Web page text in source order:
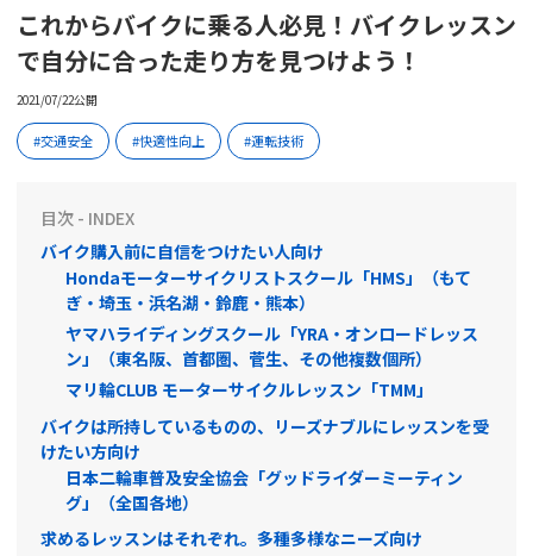
これからバイクに乗る人必見！バイクレッスン
で自分に合った走り方を見つけよう！
2021/07/22公開
交通安全 快適性向上 運転技術
目次 - INDEX
バイク購入前に自信をつけたい人向け
Hondaモーターサイクリストスクール「HMS」（もて
ぎ・埼玉・浜名湖・鈴鹿・熊本）
ヤマハライディングスクール「YRA・オンロードレッス
ン」（東名阪、首都圏、菅生、その他複数個所）
マリ輪CLUB モーターサイクルレッスン「TMM」
バイクは所持しているものの、リーズナブルにレッスンを受
けたい方向け
日本二輪車普及安全協会「グッドライダーミーティン
グ」（全国各地）
求めるレッスンはそれぞれ。多種多様なニーズ向け